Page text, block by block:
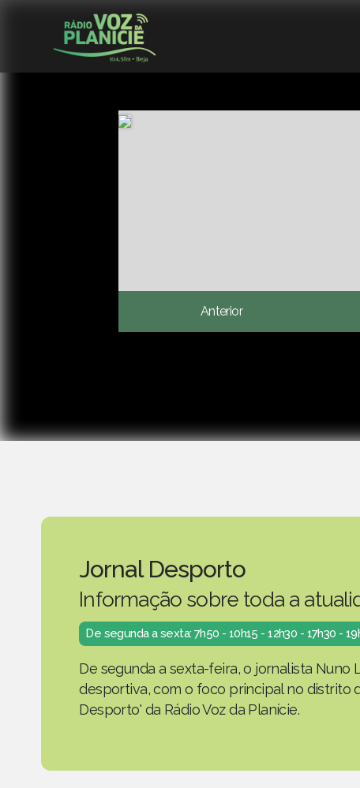
Anterior
Jornal Desporto
Informação sobre toda a
De segunda a sexta: 7h50 - 10h15 - 12h30 - 17h30 -
De segunda a sexta-feira, o jornalista Nuno
desportiva, com o foco principal no distrito
Desporto' da Rádio Voz da Planície.